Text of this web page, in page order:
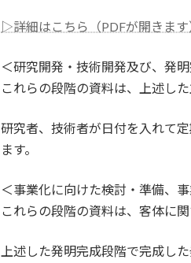
▷詳細はこちら（PDFが開きます
＜研究開発・技術開発及び、発
これらの段階の資料は、上述し
研究者、技術者が日付を入れて
ます。
＜事業化に向けた検討・準備、
これらの段階の資料は、客体に
上述した発明完成段階で完成し